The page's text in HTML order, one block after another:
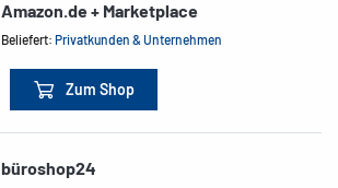
Amazon.de + Marketplace
Beliefert:Privatkunden & Unternehmen
Zum Shop
büroshop24